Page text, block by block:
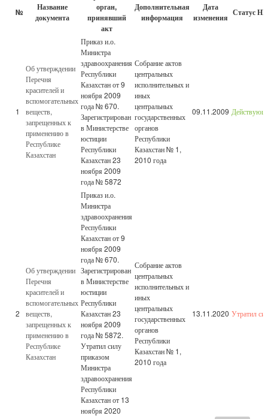
№
Название
документа
орган,
принявший
акт
Дополнительная
информация
Дата
изменения Статус
1
Об утверждении
Перечня
красителей и
вспомогательных
веществ,
запрещенных к
применению в
Республике
Казахстан
Приказ и.о.
Министра
здравоохранения
Республики
Казахстан от 9
ноября 2009
года № 670.
Зарегистрирован
в Министерстве
юстиции
Республики
Казахстан 23
ноября 2009
года № 5872
Собрание актов
центральных
исполнительных и
иных
центральных
государственных
органов
Республики
Казахстан № 1,
2010 года
09.11.2009
2
Об утверждении
Перечня
красителей и
вспомогательных
веществ,
запрещенных к
применению в
Республике
Казахстан
Приказ и.о.
Министра
здравоохранения
Республики
Казахстан от 9
ноября 2009
года № 670.
Зарегистрирован
в Министерстве
юстиции
Республики
Казахстан 23
ноября 2009
года № 5872.
Утратил силу
приказом
Министра
здравоохранения
Республики
Казахстан от 13
ноября 2020
Собрание актов
центральных
исполнительных и
иных
центральных
государственных
органов
Республики
Казахстан № 1,
2010 года
13.11.2020 Утратил